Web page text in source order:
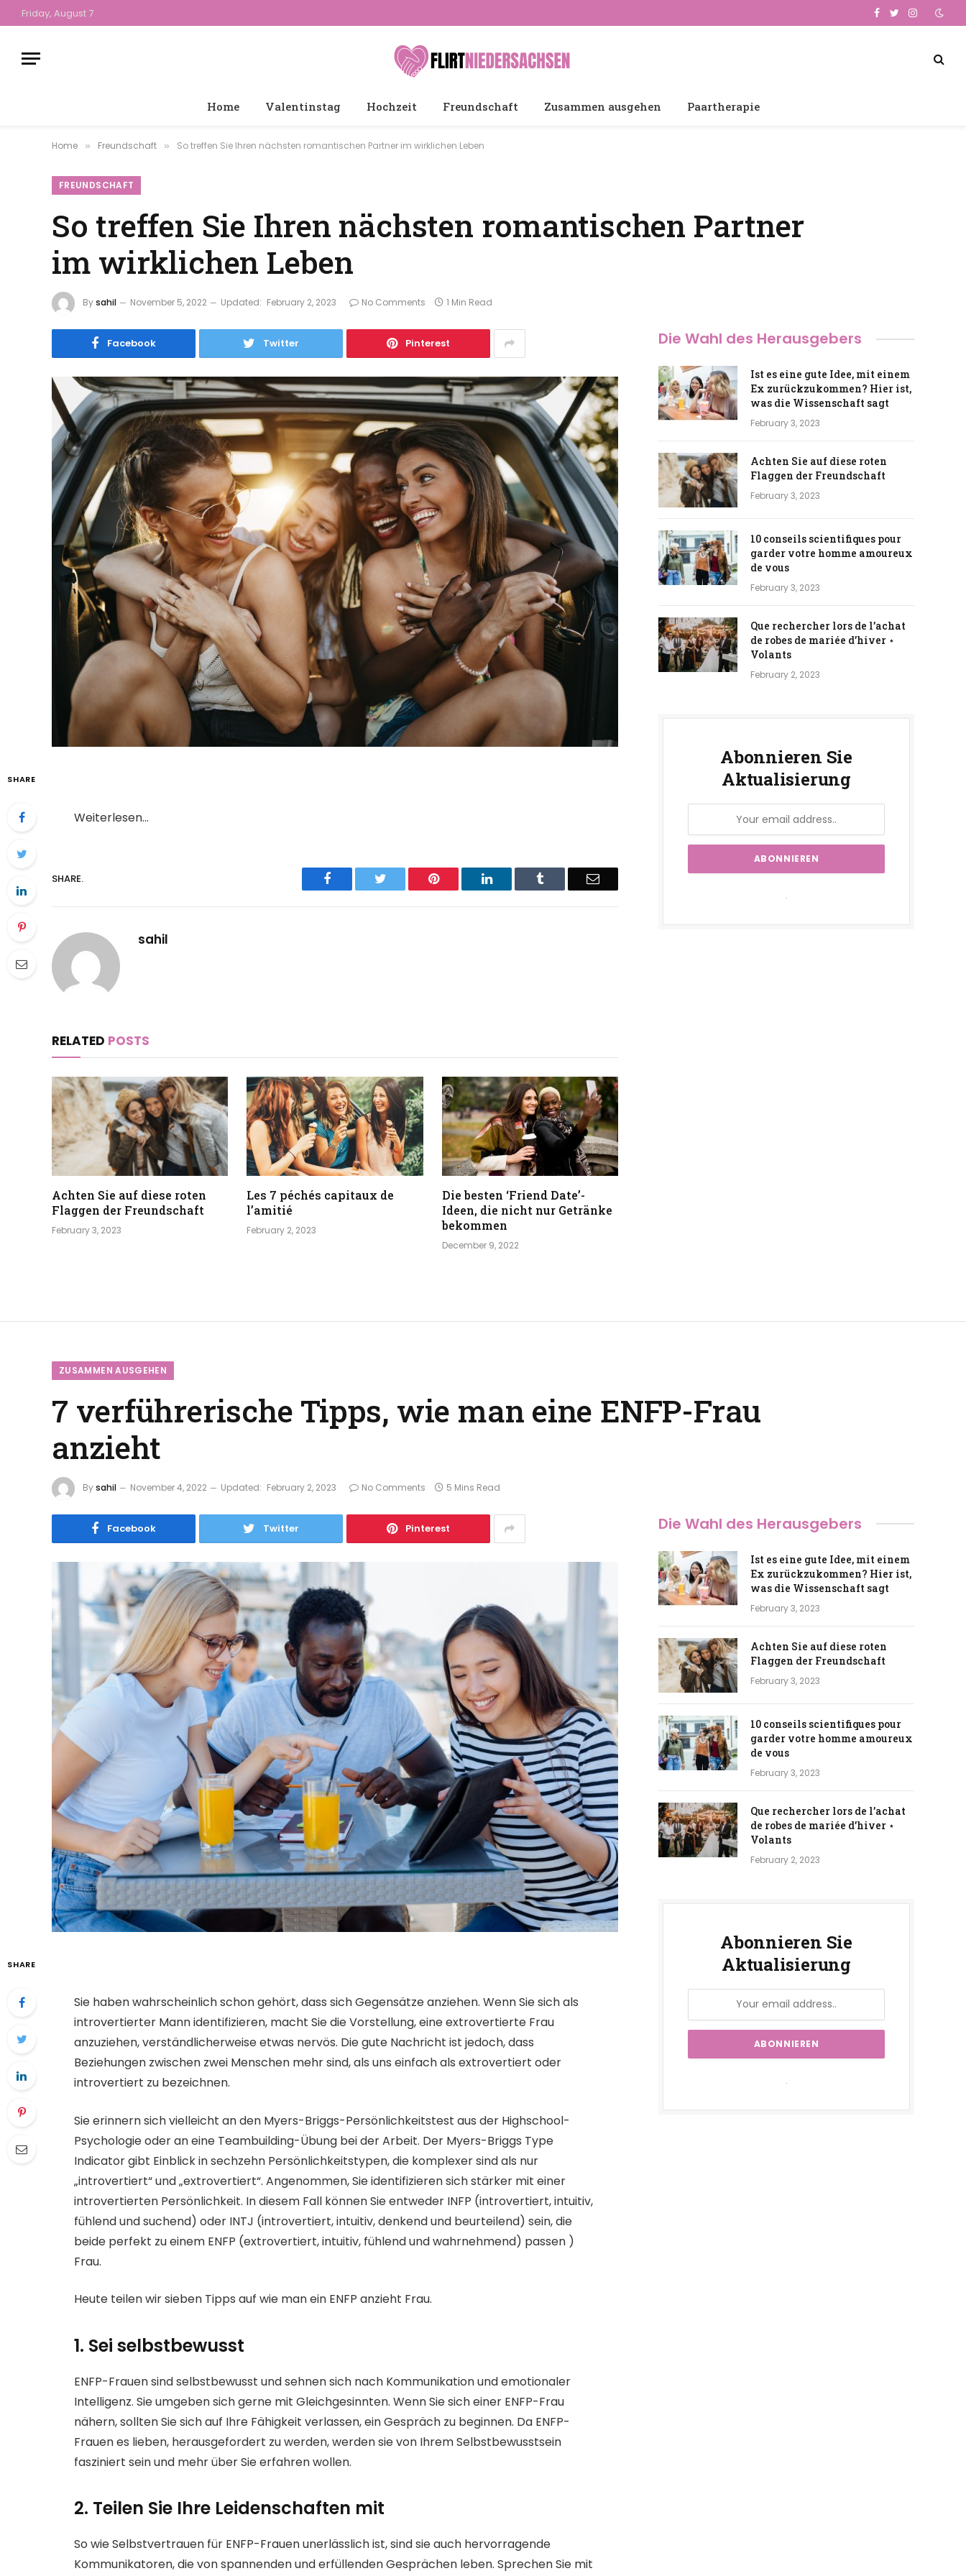
Friday, August 7 Facebook
TwitterInstagram
Home Valentinstag Hochzeit Freundschaft Zusammen ausgehen Paartherapie
Home » Freundschaft » So treffen Sie Ihren nächsten romantischen Partner im wirklichen Leben
FREUNDSCHAFT
So treffen Sie Ihren nächsten romantischen Partner
im wirklichen Leben
Bysahil November 5, 2022 Updated: February 2, 2023 No Comments 1 Min Read
Facebook Twitter Pinterest
SHARE
Weiterlesen…
SHARE. Facebook Twitter Pinterest LinkedIn Tumblr Email
sahil
RELATED POSTS
Achten Sie auf diese roten
Flaggen der Freundschaft
February 3, 2023
Les 7 péchés capitaux de
l’amitié
February 2, 2023
Die besten ‘Friend Date’-
Ideen, die nicht nur Getränke
bekommen
December 9, 2022
Die Wahl des Herausgebers
Ist es eine gute Idee, mit einem
Ex zurückzukommen? Hier ist,
was die Wissenschaft sagt
February 3, 2023
Achten Sie auf diese roten
Flaggen der Freundschaft
February 3, 2023
10 conseils scientifiques pour
garder votre homme amoureux
de vous
February 3, 2023
Que rechercher lors de l’achat
de robes de mariée d’hiver ⋆
Volants
February 2, 2023
Abonnieren Sie
Aktualisierung
.
ZUSAMMEN AUSGEHEN
7 verführerische Tipps, wie man eine ENFP-Frau
anzieht
Bysahil November 4, 2022 Updated: February 2, 2023 No Comments 5 Mins Read
Facebook Twitter Pinterest
SHARE
Sie haben wahrscheinlich schon gehört, dass sich Gegensätze anziehen. Wenn Sie sich als
introvertierter Mann identifizieren, macht Sie die Vorstellung, eine extrovertierte Frau
anzuziehen, verständlicherweise etwas nervös. Die gute Nachricht ist jedoch, dass
Beziehungen zwischen zwei Menschen mehr sind, als uns einfach als extrovertiert oder
introvertiert zu bezeichnen.
Sie erinnern sich vielleicht an den Myers-Briggs-Persönlichkeitstest aus der Highschool-
Psychologie oder an eine Teambuilding-Übung bei der Arbeit. Der Myers-Briggs Type
Indicator gibt Einblick in sechzehn Persönlichkeitstypen, die komplexer sind als nur
„introvertiert“ und „extrovertiert“. Angenommen, Sie identifizieren sich stärker mit einer
introvertierten Persönlichkeit. In diesem Fall können Sie entweder INFP (introvertiert, intuitiv,
fühlend und suchend) oder INTJ (introvertiert, intuitiv, denkend und beurteilend) sein, die
beide perfekt zu einem ENFP (extrovertiert, intuitiv, fühlend und wahrnehmend) passen )
Frau.
Heute teilen wir sieben Tipps auf wie man ein ENFP anzieht Frau.
1. Sei selbstbewusst
ENFP-Frauen sind selbstbewusst und sehnen sich nach Kommunikation und emotionaler
Intelligenz. Sie umgeben sich gerne mit Gleichgesinnten. Wenn Sie sich einer ENFP-Frau
nähern, sollten Sie sich auf Ihre Fähigkeit verlassen, ein Gespräch zu beginnen. Da ENFP-
Frauen es lieben, herausgefordert zu werden, werden sie von Ihrem Selbstbewusstsein
fasziniert sein und mehr über Sie erfahren wollen.
2. Teilen Sie Ihre Leidenschaften mit
So wie Selbstvertrauen für ENFP-Frauen unerlässlich ist, sind sie auch hervorragende
Kommunikatoren, die von spannenden und erfüllenden Gesprächen leben. Sprechen Sie mit
Die Wahl des Herausgebers
Ist es eine gute Idee, mit einem
Ex zurückzukommen? Hier ist,
was die Wissenschaft sagt
February 3, 2023
Achten Sie auf diese roten
Flaggen der Freundschaft
February 3, 2023
10 conseils scientifiques pour
garder votre homme amoureux
de vous
February 3, 2023
Que rechercher lors de l’achat
de robes de mariée d’hiver ⋆
Volants
February 2, 2023
Abonnieren Sie
Aktualisierung
.